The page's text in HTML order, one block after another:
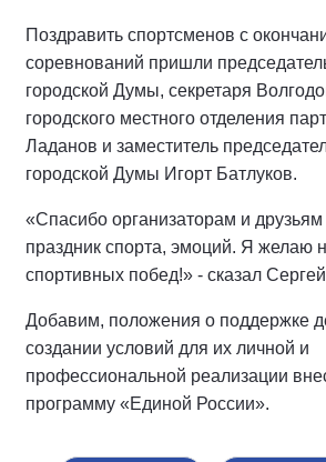
Поздравить спортсменов с
соревнований пришли
городской Думы, секретаря
городского местного отделения
Ладанов и заместитель
городской Думы Игорт Батлуков.
«Спасибо организаторам и друзьям
праздник спорта, эмоций. Я желаю
спортивных побед!» - сказал
Добавим, положения о поддержке
создании условий для их личной и
профессиональной реализации
программу «Единой России».